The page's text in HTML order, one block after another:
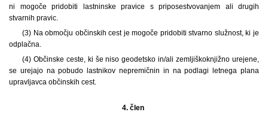
ni mogoče pridobiti lastninske pravice s priposestvovanjem ali drugih
stvarnih pravic.
(3) Na območju občinskih cest je mogoče pridobiti stvarno služnost, ki je
odplačna.
(4) Občinske ceste, ki še niso geodetsko in/ali zemljiškoknjižno urejene,
se urejajo na pobudo lastnikov nepremičnin in na podlagi letnega plana
upravljavca občinskih cest.
4. člen